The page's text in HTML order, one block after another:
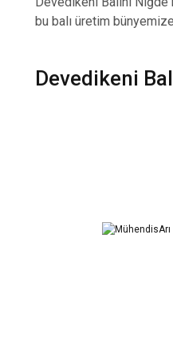
bu balı üretim
Devedikeni